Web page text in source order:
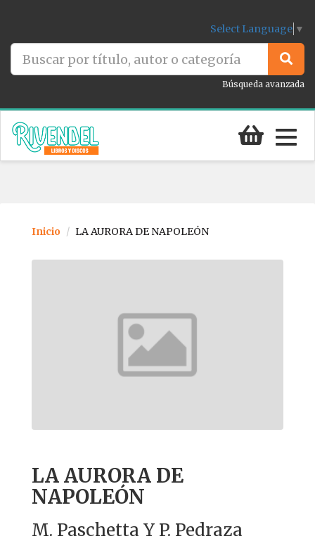
Select Language ▼
Búsqueda avanzada
Inicio LA AURORA DE NAPOLEÓN
LA AURORA DE
NAPOLEÓN
M. Paschetta Y P. Pedraza